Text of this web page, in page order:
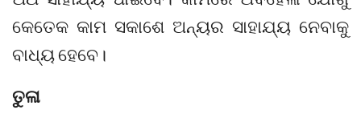
କେତେକ କାମ ସକାଶେ ଅନ୍ୟର ସାହାଯ୍ୟ ନେବାକୁ
ବାଧ୍ୟ ହେବେ।
ତୁଳା